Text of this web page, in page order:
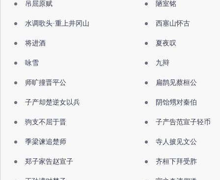
吊屈原赋 陋室铭
水调歌头·重上井冈山 西塞山怀古
将进酒 夏夜叹
咏雪 九辩
师旷撞晋平公 扁鹊见蔡桓公
子产却楚逆女以兵 阴饴甥对秦伯
驹支不屈于晋 子产告范宣子轻币
季梁谏追楚师 寺人披见文公
郑子家告赵宣子 齐桓下拜受胙